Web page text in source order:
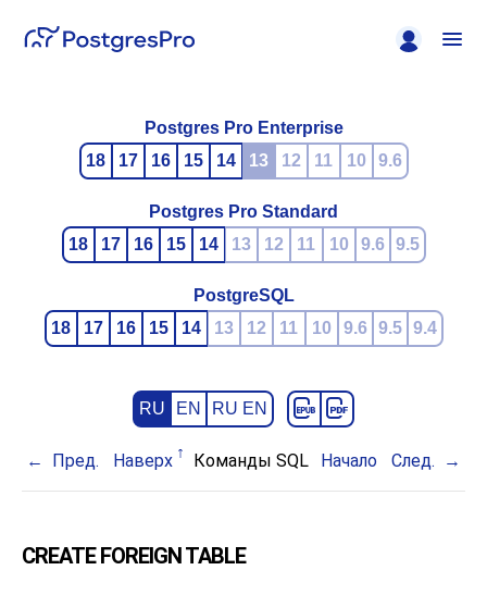
Postgres Pro Enterprise
18
17 16 15 14 13 12 11 10 9.6
Postgres Pro Standard
18
17 16 15 14 13 12 11 10 9.6 9.5
PostgreSQL
18
17 16 15 14 13 12 11 10 9.6 9.5 9.4
RU EN RU EN
Пред. Наверх Команды SQL Начало След.
CREATE FOREIGN TABLE